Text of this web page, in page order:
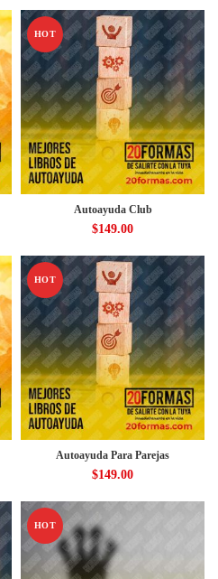
HOT
Autoayuda Club
$149.00
HOT
Autoayuda Para Parejas
$149.00
HOT